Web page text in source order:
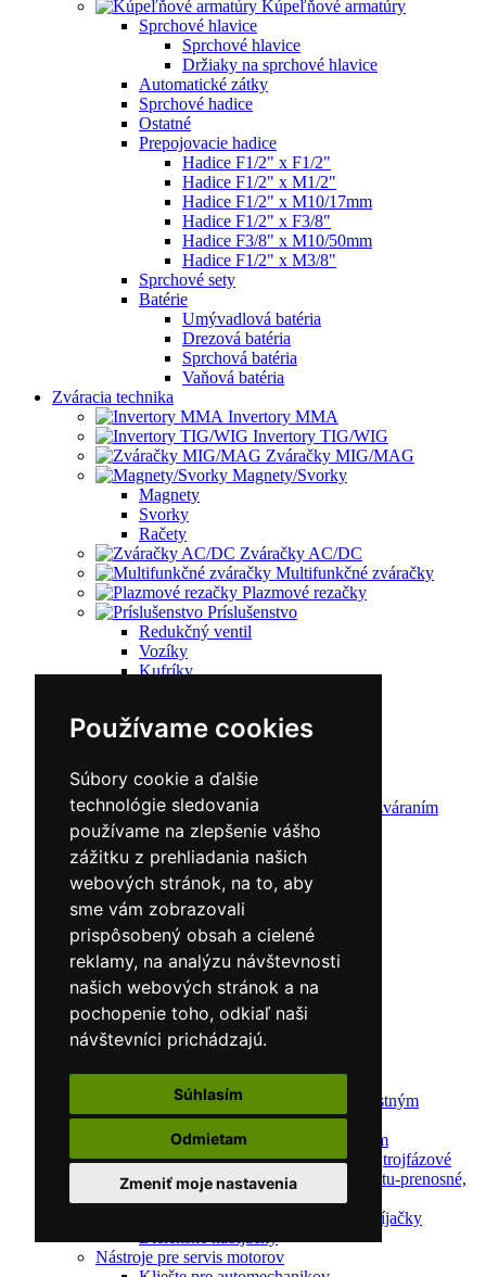
Používame cookies
Súbory cookie a ďalšie
technológie sledovania
používame na zlepšenie vášho
zážitku z prehliadania našich
webových stránok, na to, aby
sme vám zobrazovali
prispôsobený obsah a cielené
reklamy, na analýzu návštevnosti
našich webových stránok a na
pochopenie toho, odkiaľ naši
návštevníci prichádzajú.
Súhlasím
Odmietam
Zmeniť moje nastavenia
Kúpeľňové armatúry
Sprchové hlavice
Sprchové hlavice
Držiaky na sprchové hlavice
Automatické zátky
Sprchové hadice
Ostatné
Prepojovacie hadice
Hadice F1/2" x F1/2"
Hadice F1/2" x M1/2"
Hadice F1/2" x M10/17mm
Hadice F1/2" x F3/8"
Hadice F3/8" x M10/50mm
Hadice F1/2" x M3/8"
Sprchové sety
Batérie
Umývadlová batéria
Drezová batéria
Sprchová batéria
Vaňová batéria
Zváracia technika
Invertory MMA
Invertory TIG/WIG
Zváračky MIG/MAG
Magnety/Svorky
Magnety
Svorky
Račety
Zváračky AC/DC
Multifunkčné zváračky
Plazmové rezačky
Príslušenstvo
Redukčný ventil
Vozíky
Kufríky
Zváracie káble
CNC rezacie stroje
Elektródy
Ochrana pred zváraním
Predohrev / Žíhanie
Polohovacie systémy
Indukčný ohrev
Auto náradie a vybavenie servisov
Lakernícke stojany
Nabíjačky a testery
Navijaky
Navijaky ručné
Navijaky elektrické
Reťazové kladkostroje
Náradie pre uloženie brzdového systému
Nástroje pre autookná
Automatické nabíjačky s bezpečnostným
automatickým štartom
Nabíjačky/Štartéry s bezpečnostným
automatickým štartom-jednofázové,trojfázové
Dielenské nabíjačky s funkciou štartu-prenosné,
pojazdné
Mikroprocesorové automatické nabíjačky
Nástroje pre servis motorov